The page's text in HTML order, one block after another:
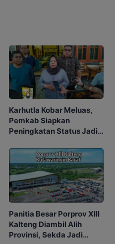
Karhutla Kobar Meluas,
Pemkab Siapkan
Peningkatan Status Jadi
Panitia Besar Porprov Xlll
Kalteng Diambil Alih
Provinsi, Sekda Jadi